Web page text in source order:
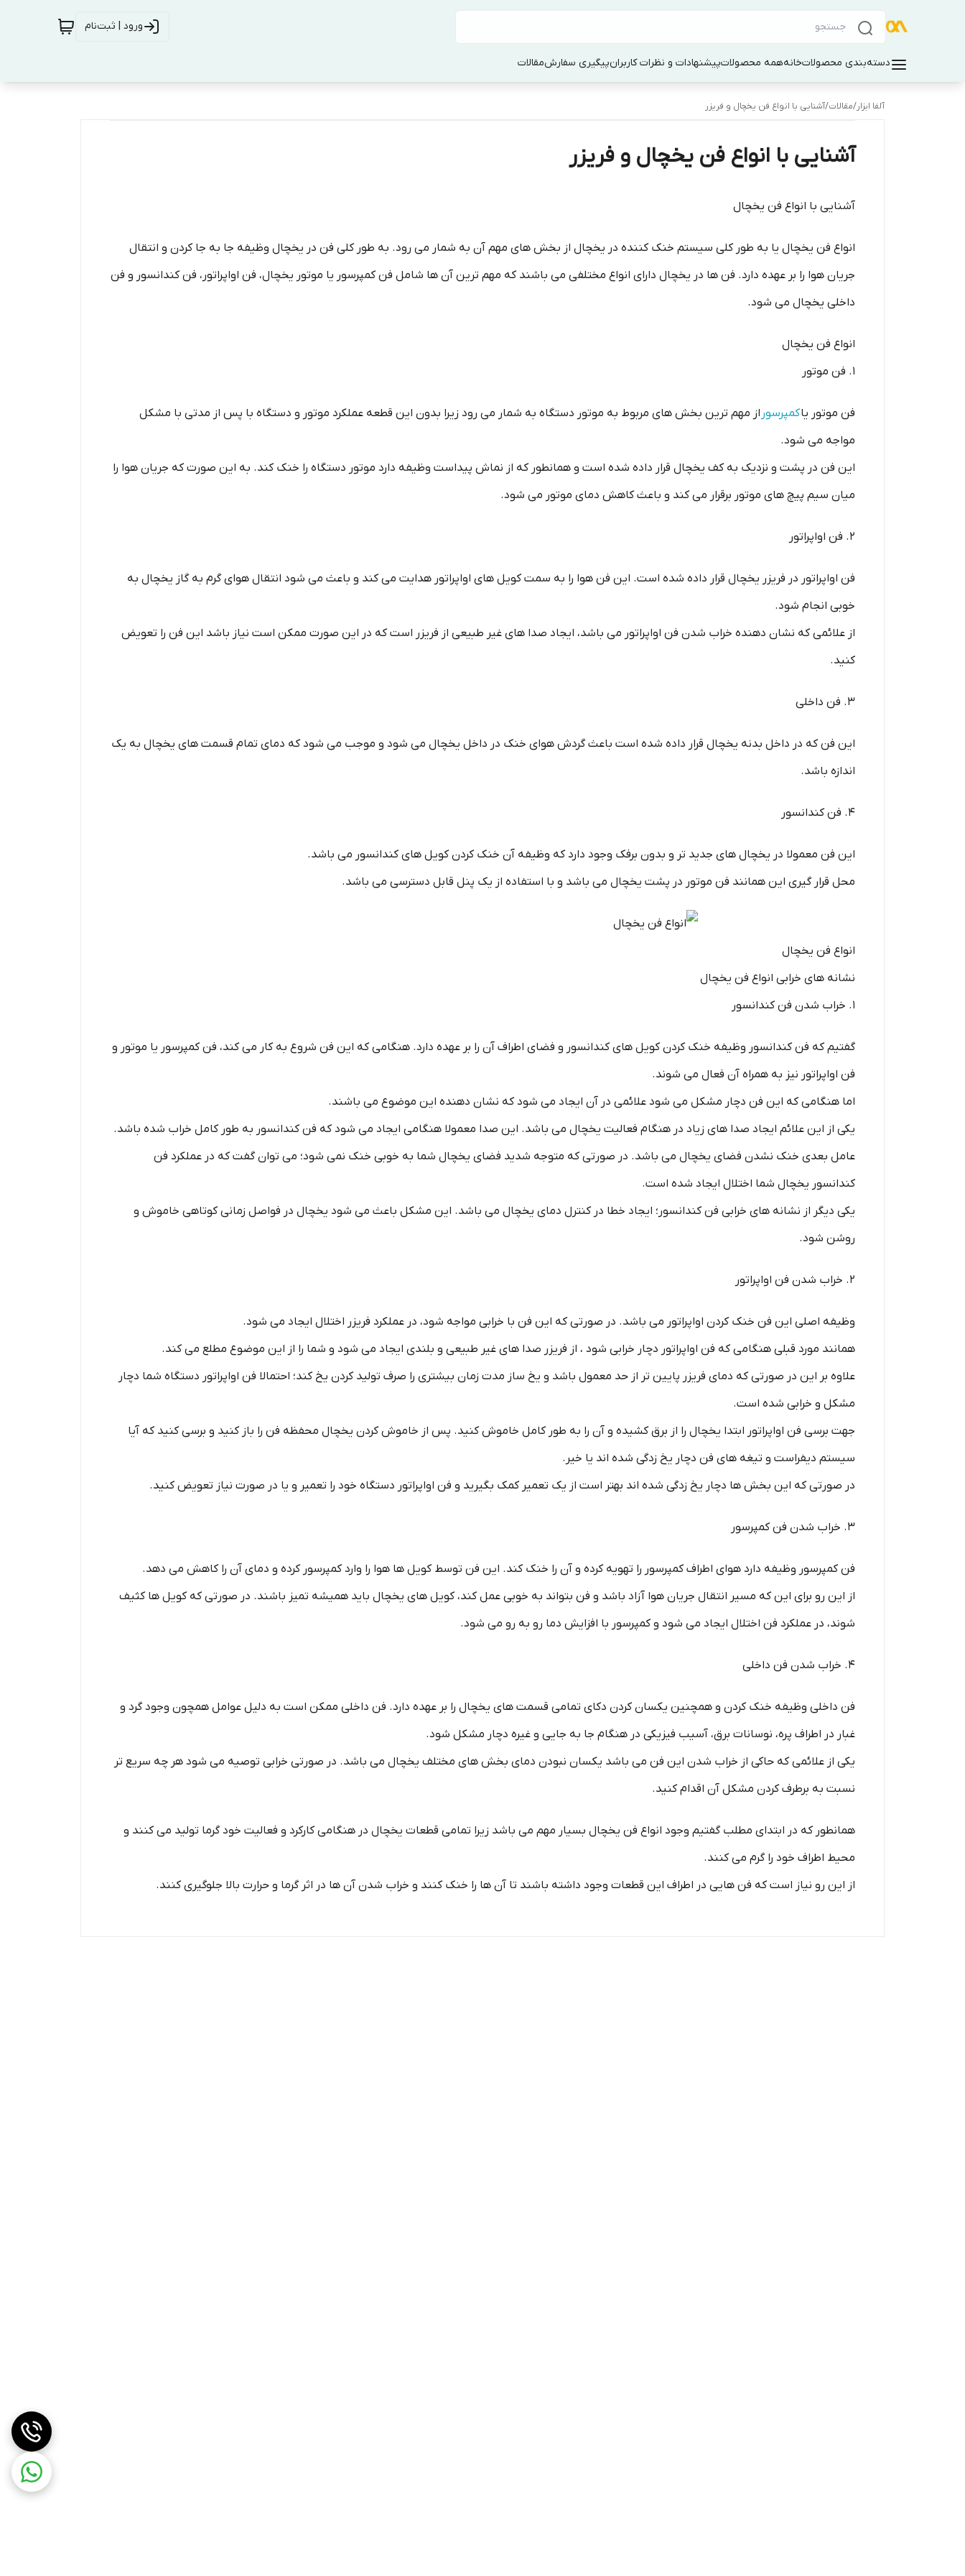
ورود | ثبت‌نام
دسته‌بندی محصولاتخانههمه محصولاتپیشنهادات و نظرات کاربرانپیگیری سفارشمقالات
آلفا ابزار/مقالات/آشنایی با انواع فن یخچال و فریزر
آشنایی با انواع فن یخچال و فریزر
آشنایی با انواع فن یخچال
انواع فن یخچال یا به طور کلی سیستم خنک کننده در یخچال از بخش های مهم آن به شمار می رود. به طور کلی فن در یخچال وظیفه جا به جا کردن و انتقال
جریان هوا را بر عهده دارد. فن ها در یخچال دارای انواع مختلفی می باشند که مهم ترین آن ها شامل فن کمپرسور یا موتور یخچال، فن اواپراتور، فن کندانسور و فن
داخلی یخچال می شود.
انواع فن یخچال
1. فن موتور
فن موتور یاکمپرسور از مهم ترین بخش های مربوط به موتور دستگاه به شمار می رود زیرا بدون این قطعه عملکرد موتور و دستگاه با پس از مدتی با مشکل
مواجه می شود.
این فن در پشت و نزدیک به کف یخچال قرار داده شده است و همانطور که از نماش پیداست وظیفه دارد موتور دستگاه را خنک کند. به این صورت که جریان هوا را
میان سیم پیچ های موتور برقرار می کند و باعث کاهش دمای موتور می شود.
2. فن اواپراتور
فن اواپراتور در فریزر یخچال قرار داده شده است. این فن هوا را به سمت کویل های اواپراتور هدایت می کند و باعث می شود انتقال هوای گرم به گاز یخچال به
خوبی انجام شود.
از علائمی که نشان دهنده خراب شدن فن اواپراتور می باشد، ایجاد صدا های غیر طبیعی از فریزر است که در این صورت ممکن است نیاز باشد این فن را تعویض
کنید.
3. فن داخلی
این فن که در داخل بدنه یخچال قرار داده شده است باعث گردش هوای خنک در داخل یخچال می شود و موجب می شود که دمای تمام قسمت های یخچال به یک
اندازه باشد.
4. فن کندانسور
این فن معمولا در یخچال های جدید تر و بدون برفک وجود دارد که وظیفه آن خنک کردن کویل های کندانسور می باشد.
محل قرار گیری این همانند فن موتور در پشت یخچال می باشد و با استفاده از یک پنل قابل دسترسی می باشد.
انواع فن یخچال
نشانه های خرابی انواع فن یخچال
1. خراب شدن فن کندانسور
گفتیم که فن کندانسور وظیفه خنک کردن کویل های کندانسور و فضای اطراف آن را بر عهده دارد. هنگامی که این فن شروع به کار می کند، فن کمپرسور یا موتور و
فن اواپراتور نیز به همراه آن فعال می شوند.
اما هنگامی که این فن دچار مشکل می شود علائمی در آن ایجاد می شود که نشان دهنده این موضوع می باشند.
یکی از این علائم ایجاد صدا های زیاد در هنگام فعالیت یخچال می باشد. این صدا معمولا هنگامی ایجاد می شود که فن کندانسور به طور کامل خراب شده باشد.
عامل بعدی خنک نشدن فضای یخچال می باشد. در صورتی که متوجه شدید فضای یخچال شما به خوبی خنک نمی شود؛ می توان گفت که در عملکرد فن
کندانسور یخچال شما اختلال ایجاد شده است.
یکی دیگر از نشانه های خرابی فن کندانسور؛ ایجاد خطا در کنترل دمای یخچال می باشد. این مشکل باعث می شود یخچال در فواصل زمانی کوتاهی خاموش و
روشن شود.
2. خراب شدن فن اواپراتور
وظیفه اصلی این فن خنک کردن اواپراتور می باشد. در صورتی که این فن با خرابی مواجه شود، در عملکرد فریزر اختلال ایجاد می شود.
همانند مورد قبلی هنگامی که فن اواپراتور دچار خرابی شود ، از فریزر صدا های غیر طبیعی و بلندی ایجاد می شود و شما را از این موضوع مطلع می کند.
علاوه بر این در صورتی که دمای فریزر پایین تر از حد معمول باشد و یخ ساز مدت زمان بیشتری را صرف تولید کردن یخ کند؛ احتمالا فن اواپراتور دستگاه شما دچار
مشکل و خرابی شده است.
جهت برسی فن اواپراتور ابتدا یخچال را از برق کشیده و آن را به طور کامل خاموش کنید. پس از خاموش کردن یخچال محفظه فن را باز کنید و برسی کنید که آیا
سیستم دیفراست و تیغه های فن دچار یخ زدگی شده اند یا خیر.
در صورتی که این بخش ها دچار یخ زدگی شده اند بهتر است از یک تعمیر کمک بگیرید و فن اواپراتور دستگاه خود را تعمیر و یا در صورت نیاز تعویض کنید.
3. خراب شدن فن کمپرسور
فن کمپرسور وظیفه دارد هوای اطراف کمپرسور را تهویه کرده و آن را خنک کند. این فن توسط کویل ها هوا را وارد کمپرسور کرده و دمای آن را کاهش می دهد.
از این رو برای این که مسیر انتقال جریان هوا آزاد باشد و فن بتواند به خوبی عمل کند، کویل های یخچال باید همیشه تمیز باشند. در صورتی که کویل ها کثیف
شوند، در عملکرد فن اختلال ایجاد می شود و کمپرسور با افزایش دما رو به رو می شود.
4. خراب شدن فن داخلی
فن داخلی وظیفه خنک کردن و همچنین یکسان کردن دکای تمامی قسمت های یخچال را بر عهده دارد. فن داخلی ممکن است به دلیل عوامل همچون وجود گرد و
غبار در اطراف پره، نوسانات برق، آسیب فیزیکی در هنگام جا به جایی و غیره دچار مشکل شود.
یکی از علائمی که حاکی از خراب شدن این فن می باشد یکسان نبودن دمای بخش های مختلف یخچال می باشد. در صورتی خرابی توصیه می شود هر چه سریع تر
نسبت به برطرف کردن مشکل آن اقدام کنید.
همانطور که در ابتدای مطلب گفتیم وجود انواع فن یخچال بسیار مهم می باشد زیرا تمامی قطعات یخچال در هنگامی کارکرد و فعالیت خود گرما تولید می کنند و
محیط اطراف خود را گرم می کنند.
از این رو نیاز است که فن هایی در اطراف این قطعات وجود داشته باشند تا آن ها را خنک کنند و خراب شدن آن ها در اثر گرما و حرارت بالا جلوگیری کنند.